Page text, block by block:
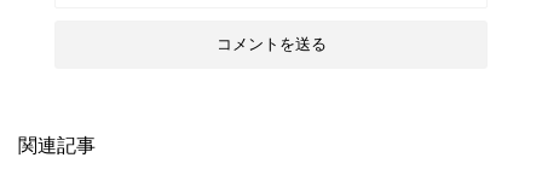
関連記事